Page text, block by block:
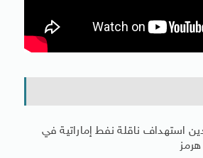
استهداف ناقلة نفط إماراتية في